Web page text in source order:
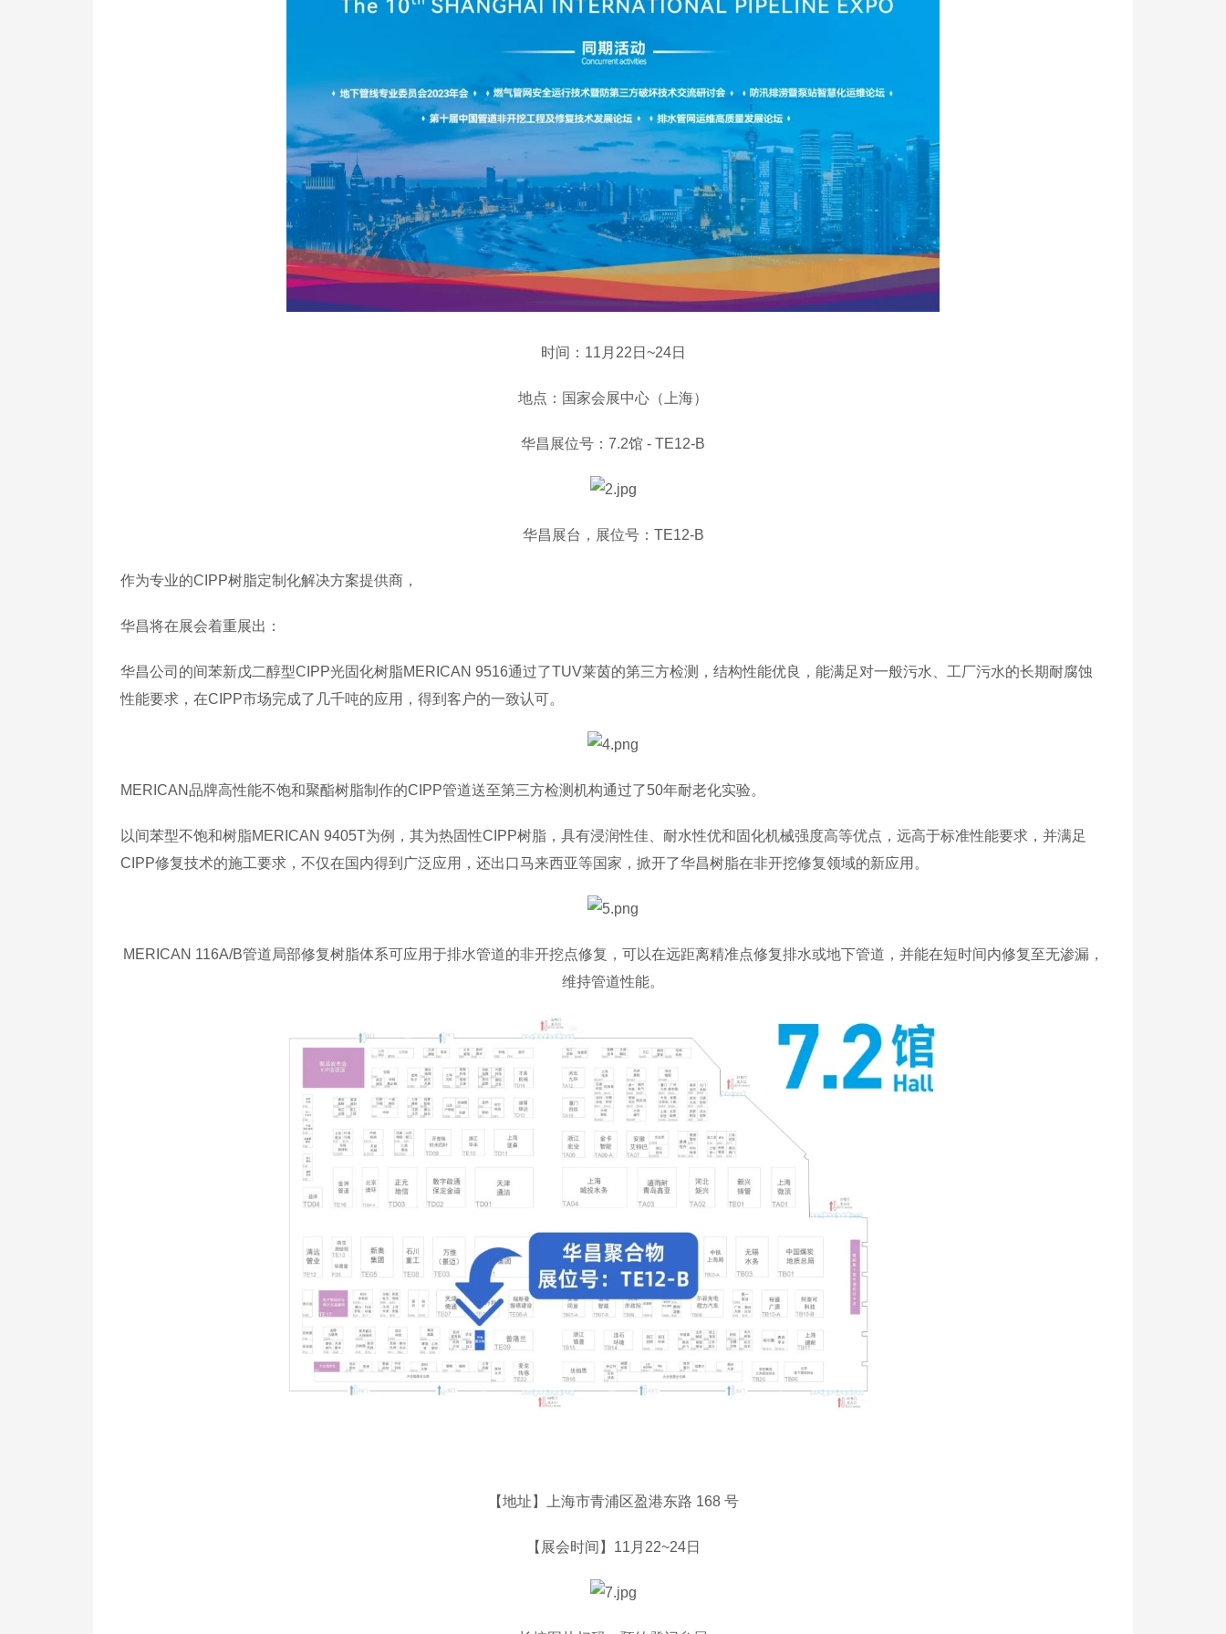
时间：11月22日~24日
地点：国家会展中心（上海）
华昌展位号：7.2馆 - TE12-B
华昌展台，展位号：TE12-B
作为专业的CIPP树脂定制化解决方案提供商，
华昌将在展会着重展出：
华昌公司的间苯新戊二醇型CIPP光固化树脂MERICAN 9516通过了TUV莱茵的第三方检测，结构性能优良，能满足对一般污水、工厂污水的长期耐腐蚀
性能要求，在CIPP市场完成了几千吨的应用，得到客户的一致认可。
MERICAN品牌高性能不饱和聚酯树脂制作的CIPP管道送至第三方检测机构通过了50年耐老化实验。
以间苯型不饱和树脂MERICAN 9405T为例，其为热固性CIPP树脂，具有浸润性佳、耐水性优和固化机械强度高等优点，远高于标准性能要求，并满足
CIPP修复技术的施工要求，不仅在国内得到广泛应用，还出口马来西亚等国家，掀开了华昌树脂在非开挖修复领域的新应用。
MERICAN 116A/B管道局部修复树脂体系可应用于排水管道的非开挖点修复，可以在远距离精准点修复排水或地下管道，并能在短时间内修复至无渗漏，
维持管道性能。
【地址】上海市青浦区盈港东路 168 号
【展会时间】11月22~24日